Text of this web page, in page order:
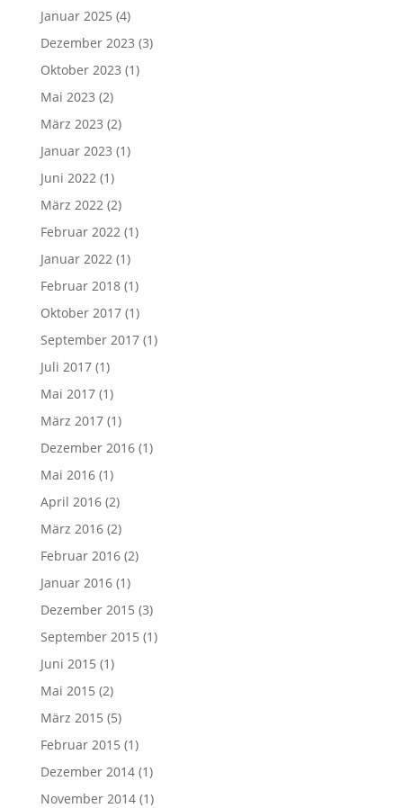
Januar 2025 (4)
Dezember 2023 (3)
Oktober 2023 (1)
Mai 2023 (2)
März 2023 (2)
Januar 2023 (1)
Juni 2022(1)
März 2022(2)
Februar 2022(1)
Januar 2022(1)
Februar 2018(1)
Oktober 2017(1)
September 2017(1)
Juli 2017(1)
Mai 2017(1)
März 2017(1)
Dezember 2016(1)
Mai 2016(1)
April 2016(2)
März 2016(2)
Februar 2016(2)
Januar 2016(1)
Dezember 2015 (3)
September 2015 (1)
Juni 2015 (1)
Mai 2015 (2)
März 2015 (5)
Februar 2015 (1)
Dezember 2014(1)
November 2014(1)